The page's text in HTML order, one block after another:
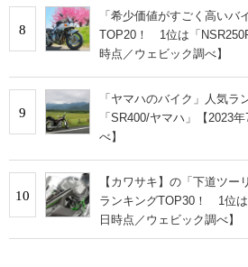
8
「希少価値がすごく高いバ
TOP20！ 1位は「
時点／ウェビック調べ】
9
「ヤマハのバイク」人気
「SR400/ヤマハ」【2023
べ】
10
【カワサキ】の「下道ツー
ランキングTOP30！ 1位
日時点／ウェビック調べ】